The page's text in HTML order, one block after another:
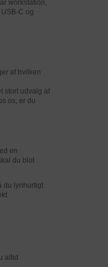
workstation,
C og
af hvilken
stort udvalg af
os, er du
en
du blot
du lynhurtigt
altid